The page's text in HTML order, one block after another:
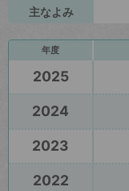
主なよみ
年度
2025
2024
2023
2022